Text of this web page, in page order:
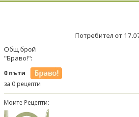
Потребител от
Общ брой
"Браво!":
0 пъти
за 0 рецепти
Моите Рецепти: